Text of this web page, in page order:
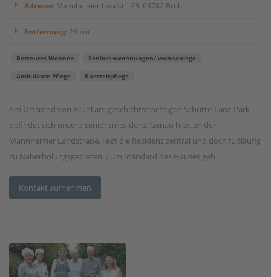
Adresse: Mannheimer Landstr. 23, 68782 Brühl
Entfernung: 28 km
Betreutes Wohnen Seniorenwohnungen/-wohnanlage
Ambulante Pflege Kurzzeitpflege
Am Ortsrand von Brühl am geschichtsträchtigen Schütte-Lanz-Park
befindet sich unsere Seniorenresidenz. Genau hier, an der
Mannheimer Landstraße, liegt die Residenz zentral und doch fußläufig
zu Naherholungsgebieten. Zum Standard des Hauses geh...
Kontakt aufnehmen